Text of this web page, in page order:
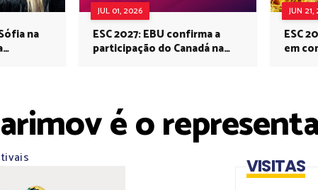
na
JUL 01, 2026
ESC 2027: EBU confirma a
participação do Canadá na
JUN
ESC
em
é o
VISITAS